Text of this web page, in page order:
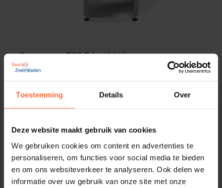
Toestemming Details Over
Deze website maakt gebruik van cookies
We gebruiken cookies om content en advertenties te
personaliseren, om functies voor social media te bieden
en om ons websiteverkeer te analyseren. Ook delen we
informatie over uw gebruik van onze site met onze
Saunaoven EOS Edge 6 kW
Vermogen: 6000 Watt - 6,0 kW
979,00 ca. 2 weken